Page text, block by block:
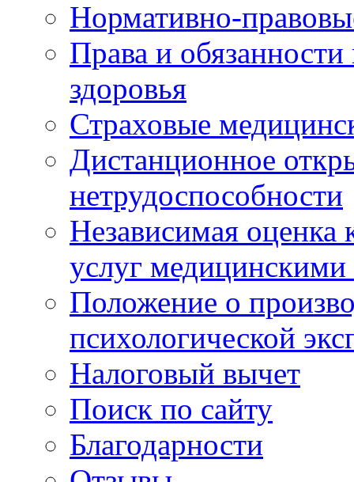
Нормативно-
Права и
здоровья
Страховые
Дистанционное
нетрудоспособности
Независимая оценка
услуг
Положение о
психологической
Налоговый вычет
Поиск по сайту
Благодарности